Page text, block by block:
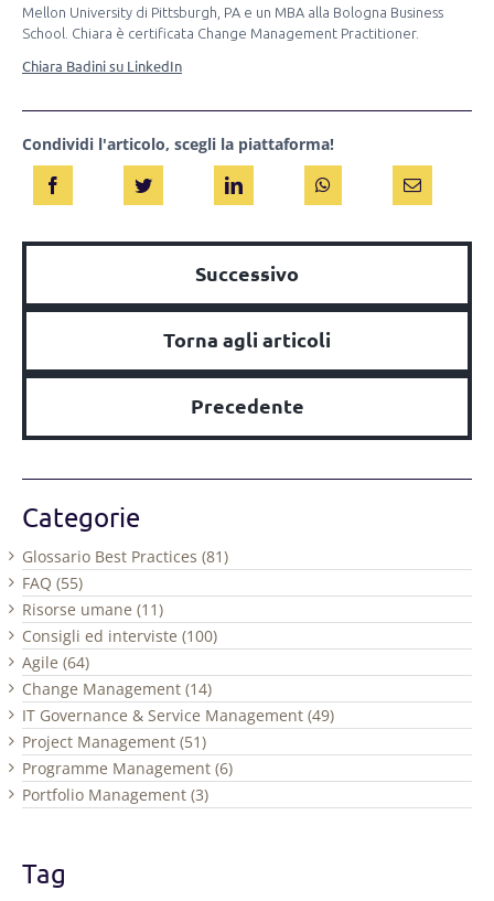
Mellon University di Pittsburgh, PA e un MBA alla Bologna Business
School. Chiara è certificata Change Management Practitioner.
Chiara Badini su LinkedIn
Condividi l'articolo, scegli la piattaforma!
Successivo
Torna agli articoli
Precedente
Categorie
Glossario Best Practices (81)
FAQ (55)
Risorse umane (11)
Consigli ed interviste (100)
Agile (64)
Change Management (14)
IT Governance & Service Management (49)
Project Management (51)
Programme Management (6)
Portfolio Management (3)
Tag